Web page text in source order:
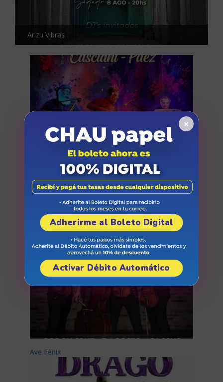
Arizu Vibras
Trío Acosta-Casciani- Páez
Ave Fénix
×
Adherirme al Boleto Digital
Activar Débito Automático